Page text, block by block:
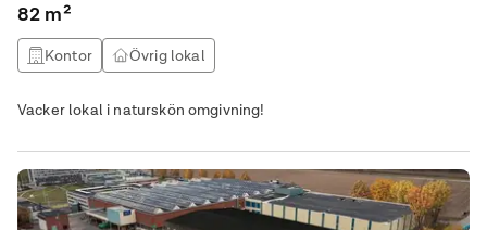
82 m²
Kontor Övrig lokal
Vacker lokal i naturskön omgivning!